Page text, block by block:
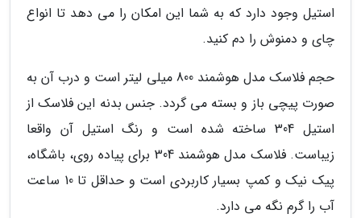
استیل وجود دارد که به شما این امکان را می دهد تا انواع
چای و دمنوش را دم کنید.
حجم فلاسک مدل هوشمند 800 میلی لیتر است و درب آن به
صورت پیچی باز و بسته می گردد. جنس بدنه این فلاسک از
استیل 304 ساخته شده است و رنگ استیل آن واقعا
زیباست. فلاسک مدل هوشمند 304 برای پیاده روی، باشگاه،
پیک نیک و کمپ بسیار کاربردی است و حداقل تا 10 ساعت
آب را گرم نگه می دارد.